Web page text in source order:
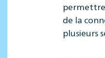
de la
plusieurs